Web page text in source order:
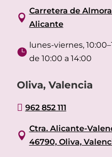

Carretera de
Alicante

lunes-viernes,
de 10:00 a 14:00
Oliva, Valencia
 962 852 111

Ctra. Alicante-
46790, Oliva,